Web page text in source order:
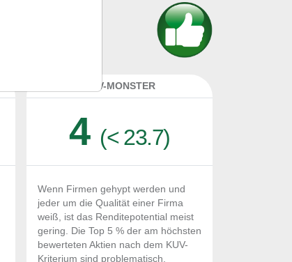
KUV-MONSTER
4 (< 23.7)
Wenn Firmen gehypt werden und
jeder um die Qualität einer Firma
weiß, ist das Renditepotential meist
gering. Die Top 5 % der am höchsten
bewerteten Aktien nach dem KUV-
Kriterium sind problematisch.